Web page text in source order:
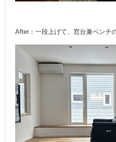
After：一段上げて、窓台兼ベンチ